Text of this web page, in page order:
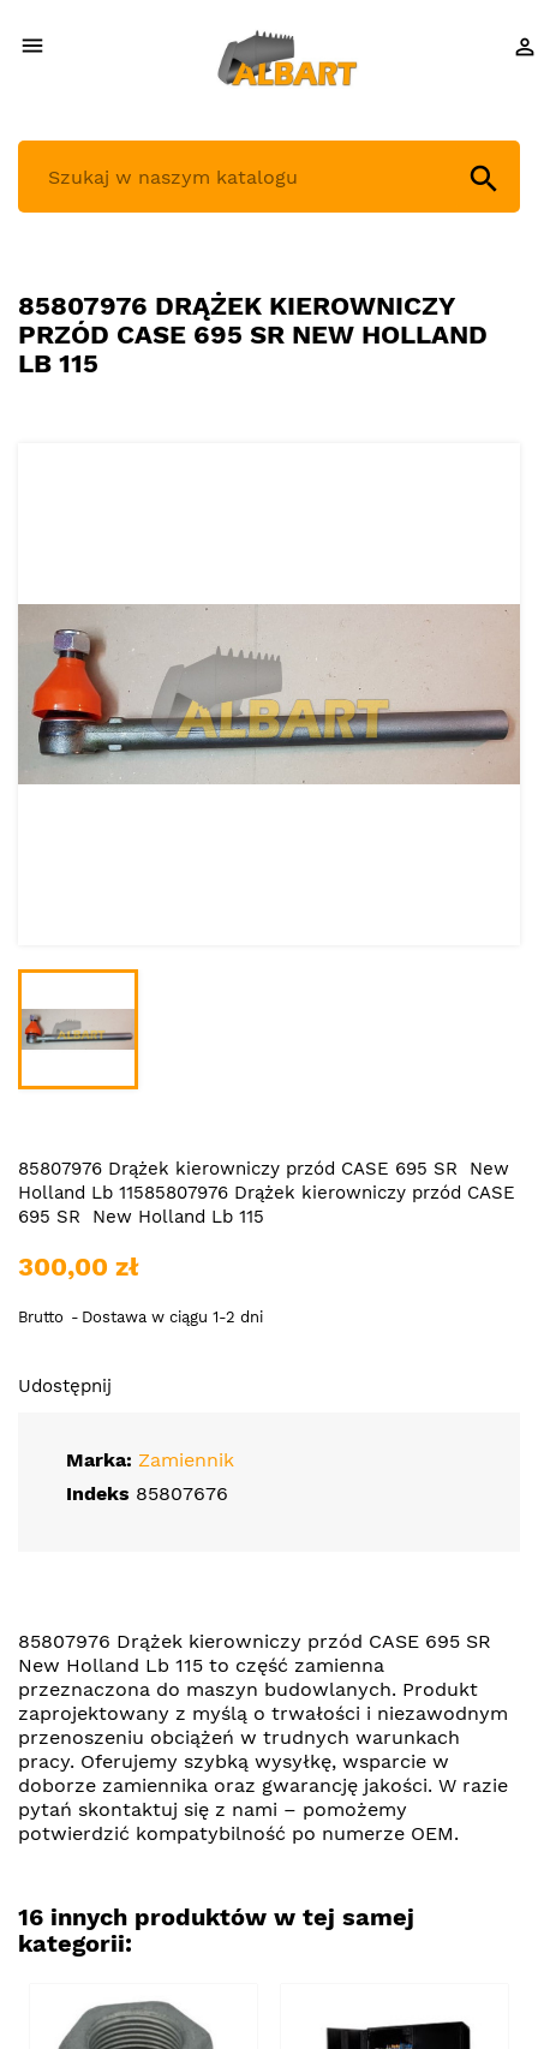
 

85807976 DRĄŻEK KIEROWNICZY
PRZÓD CASE 695 SR NEW HOLLAND
LB 115
85807976 Drążek kierowniczy przód CASE 695 SR New
Holland Lb 11585807976 Drążek kierowniczy przód CASE
695 SR New Holland Lb 115
300,00 zł
Brutto Dostawa w ciągu 1-2 dni
Udostępnij
Marka: Zamiennik
Indeks 85807676
85807976 Drążek kierowniczy przód CASE 695 SR
New Holland Lb 115 to część zamienna
przeznaczona do maszyn budowlanych. Produkt
zaprojektowany z myślą o trwałości i niezawodnym
przenoszeniu obciążeń w trudnych warunkach
pracy. Oferujemy szybką wysyłkę, wsparcie w
doborze zamiennika oraz gwarancję jakości. W razie
pytań skontaktuj się z nami – pomożemy
potwierdzić kompatybilność po numerze OEM.
16 innych produktów w tej samej
kategorii: